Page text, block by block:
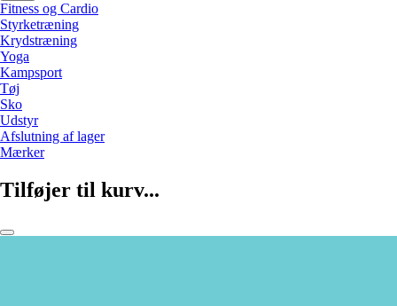
Fitness og Cardio
Styrketræning
Krydstræning
Yoga
Kampsport
Tøj
Sko
Udstyr
Afslutning af lager
Mærker
Tilføjer til kurv...